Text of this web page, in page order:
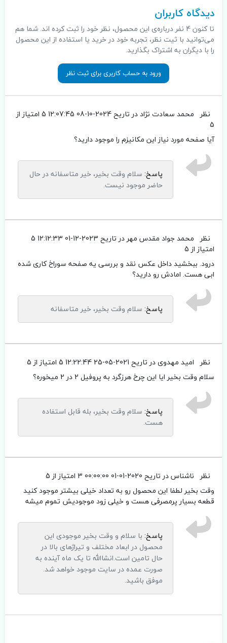
دیدگاه کاربران
تا کنون 4 نفر درباره‌ی این محصول، نظر خود را ثبت کرده اند. شما هم
می‌توانید با ثیت نظر، تجربه خود در خرید یا استفاده از این محصول
را با دیگران به اشتراک بگذارید.
ورود به حساب کاربری برای ثبت نظر
نظر محمد سعادت نژاددر تاریح 2024-10-08 12:07:45
5 امتیاز از
5
آیا صفحه مورد نیاز این مکانیزم را موجود دارید؟
پاسخ: سلام وقت بخیر، خیر متاسفانه در حال
حاضر موجود نیست.
نظر محمد جواد مقدس مهردر تاریح 2023-12-01 12:12:33
5
امتیاز از 5
درود. ببخشید داخل عکس نقد و بررسی یه صفحه سوراخ کاری شده
ابی هست. امادش رو دارید؟
پاسخ: سلام وقت بخیر، خیر متاسفانه
نظر امید مهدویدر تاریح 2021-05-25 12:22:44
5 امتیاز از 5
سلام وقت بخیر ایا این چرخ هرزگرد به پروفیل 2 در 2 میخوره؟
پاسخ: سلام وقت بخیر، بله قابل استفاده
هست.
نظر ناشناسدر تاریح 2020-01-01 00:00:00
3 امتیاز از 5
وقت بخیر لطفا این محصول رو به تعداد خیلی بیشتر موجود کنید
قطعه بسیار پرمصرفی هست و خیلی زود موجودیش تموم میشه
پاسخ: با سلام و وقت بخیر موجودی این
محصول در ابعاد مختلف و تیراژهای بالا در
حال تامین است.انشاالله تا یک ماه آینده به
صورت عمده در سایت موجود خواهد شد.
موفق باشید.
.